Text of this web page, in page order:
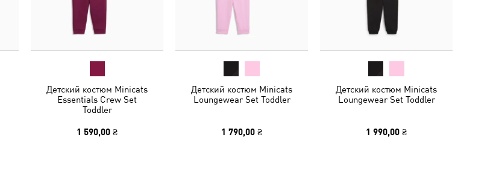
Детский костюм Minicats
Essentials Crew Set
Toddler
1 590,00 ₴
Детский костюм Minicats
Loungewear Set Toddler
1 790,00 ₴
Детский костюм Minicats
Loungewear Set Toddler
1 990,00 ₴